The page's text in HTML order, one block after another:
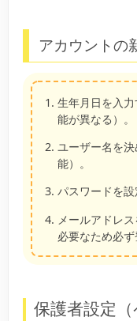
アカウントの
生年月日を入
能が異なる）。
ユーザー名を
能）。
パスワードを設
メールアドレ
必要なため必ず
保護者設定